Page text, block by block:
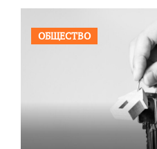
ОБЩЕСТВО